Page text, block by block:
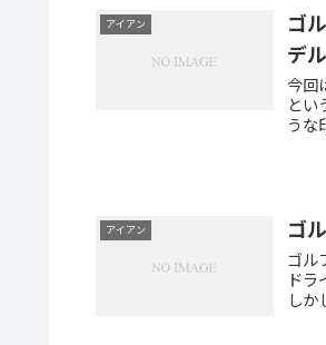
アイアン
ゴ
デ
今回
とい
うな
アイアン ゴ
ゴル
ド
しか